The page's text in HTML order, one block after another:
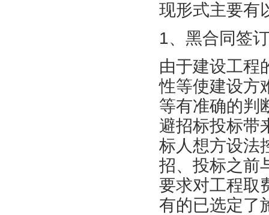
现形式主要有
1、黑合同签
由于建设工程
性等使建设方
等有准确的判
避招标投标带
标人想方设法
招、投标之前
要求对工程取
有的已选定了